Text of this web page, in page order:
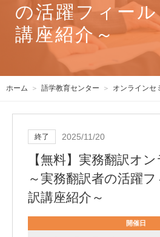
の活躍フィー
講座紹介～
ホーム 語学教育センター オンラインセ
終了 2025/11/20
【無料】実務翻訳オ
～実務翻訳者の活躍
訳講座紹介～
開催日